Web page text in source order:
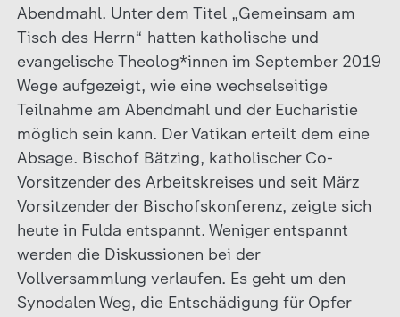
Abendmahl. Unter dem Titel „Gemeinsam am
Tisch des Herrn“ hatten katholische und
evangelische Theolog*innen im September 2019
Wege aufgezeigt, wie eine wechselseitige
Teilnahme am Abendmahl und der Eucharistie
möglich sein kann. Der Vatikan erteilt dem eine
Absage. Bischof Bätzing, katholischer Co-
Vorsitzender des Arbeitskreises und seit März
Vorsitzender der Bischofskonferenz, zeigte sich
heute in Fulda entspannt. Weniger entspannt
werden die Diskussionen bei der
Vollversammlung verlaufen. Es geht um den
Synodalen Weg, die Entschädigung für Opfer